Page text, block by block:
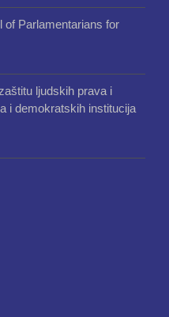
of Parlamentarians for
ljudskih prava i
i demokratskih institucija